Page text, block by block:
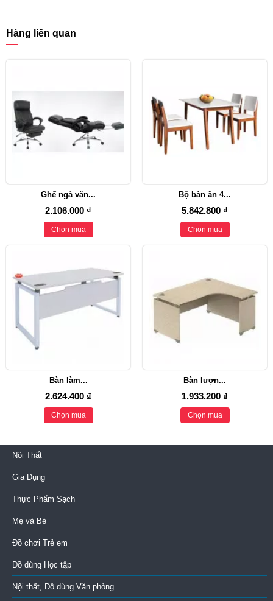
Hàng liên quan
Ghế ngả văn...
2.106.000 ₫
Chọn mua
Bộ bàn ăn 4...
5.842.800 ₫
Chọn mua
Bàn làm...
2.624.400 ₫
Chọn mua
Bàn lượn...
1.933.200 ₫
Chọn mua
Nội Thất
Gia Dụng
Thực Phẩm Sạch
Mẹ và Bé
Đồ chơi Trẻ em
Đồ dùng Học tập
Nội thất, Đồ dùng Văn phòng